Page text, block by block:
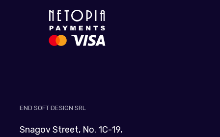
END SOFT DESIGN SRL
Snagov Street, No. 1C-19,